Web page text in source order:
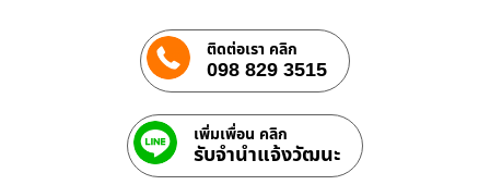
ติดต่อเรา คลิก
098 829 3515
เพิ่มเพื่อน คลิก
รับจํานําแจ้งวัฒนะ